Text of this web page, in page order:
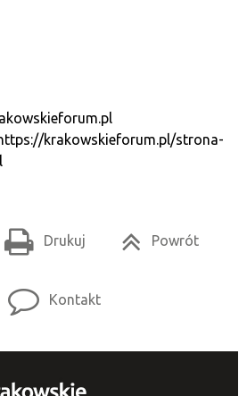
krakowskieforum.pl/strona-
Drukuj Powrót
Kontakt